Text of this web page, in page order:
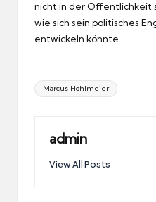
nicht in der Öffentlichkeit
wie sich sein politisches
entwickeln könnte.
Tags:
Marcus Hohlmeier
admin
View All Posts